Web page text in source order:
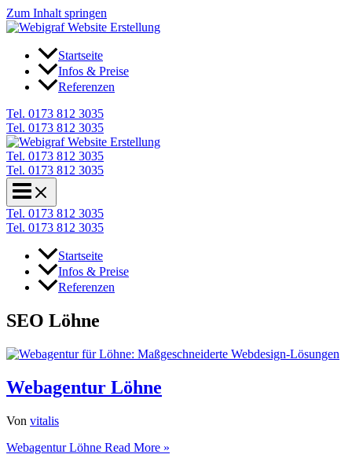
Zum Inhalt springen
Startseite
Infos & Preise
Referenzen
Tel. 0173 812 3035
Tel. 0173 812 3035
Tel. 0173 812 3035
Tel. 0173 812 3035
Tel. 0173 812 3035
Tel. 0173 812 3035
Startseite
Infos & Preise
Referenzen
SEO Löhne
Webagentur Löhne
Von vitalis
Webagentur Löhne Read More »